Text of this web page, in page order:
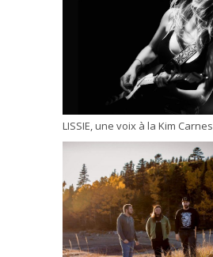
LISSIE, une voix à la Kim Carnes